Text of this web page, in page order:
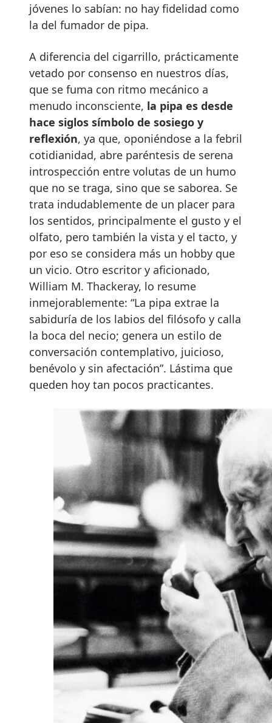
jóvenes lo sabían: no hay fidelidad como
la del fumador de pipa.
A diferencia del cigarrillo, prácticamente
vetado por consenso en nuestros días,
que se fuma con ritmo mecánico a
menudo inconsciente, la pipa es desde
hace siglos símbolo de sosiego y
reflexión, ya que, oponiéndose a la febril
cotidianidad, abre paréntesis de serena
introspección entre volutas de un humo
que no se traga, sino que se saborea. Se
trata indudablemente de un placer para
los sentidos, principalmente el gusto y el
olfato, pero también la vista y el tacto, y
por eso se considera más un hobby que
un vicio. Otro escritor y aficionado,
William M. Thackeray, lo resume
inmejorablemente: “La pipa extrae la
sabiduría de los labios del filósofo y calla
la boca del necio; genera un estilo de
conversación contemplativo, juicioso,
benévolo y sin afectación”. Lástima que
queden hoy tan pocos practicantes.